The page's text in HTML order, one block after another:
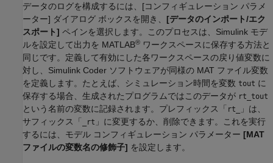
データのログを構成するには、[コンフィギュレーション パラメ
ーター] ダイアログ ボックスを開き、 [データのインポート/エク
スポート] ペインを選択します。このプロセスは、Simulink モデ
ルを設定して出力を MATLAB® ワークスペースに保存する方法と
同じです。定義して有効にした各ワークスペースの戻り値変数に
対し、 Simulink Coder ソフトウェアが同様の MAT ファイル変数
を定義します。たとえば、シミュレーション時間を変数 tout に
保存する場合、生成されたプログラムではこのデータが rt_tout
という名前の変数に記録されます。プレフィックス「 rt_
」は、
サフィックス「
_rt 」に変更するか、削除できます。これを実行
するには、モデル コンフィギュレーション パラメーター [MAT
ファイルの変数名の修飾子] を設定します。